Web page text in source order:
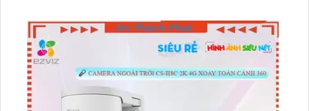
một cách rõ ràng. Thiết kế không dây giúp dễ dàng
lắp đặt và điều chỉnh camera. Đặc biệt, camera này
kết nối với ứng dụng di động thông qua wifi, cho
phép bạn xem trực tiếp hình ảnh và cảnh báo bất kỳ
khi nào bạn muốn. Đảm bảo an ninh cho ngôi nhà và